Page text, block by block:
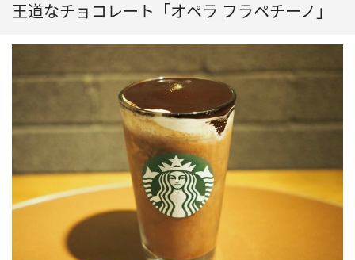
王道なチョコレート「オペラ フラペチーノ」